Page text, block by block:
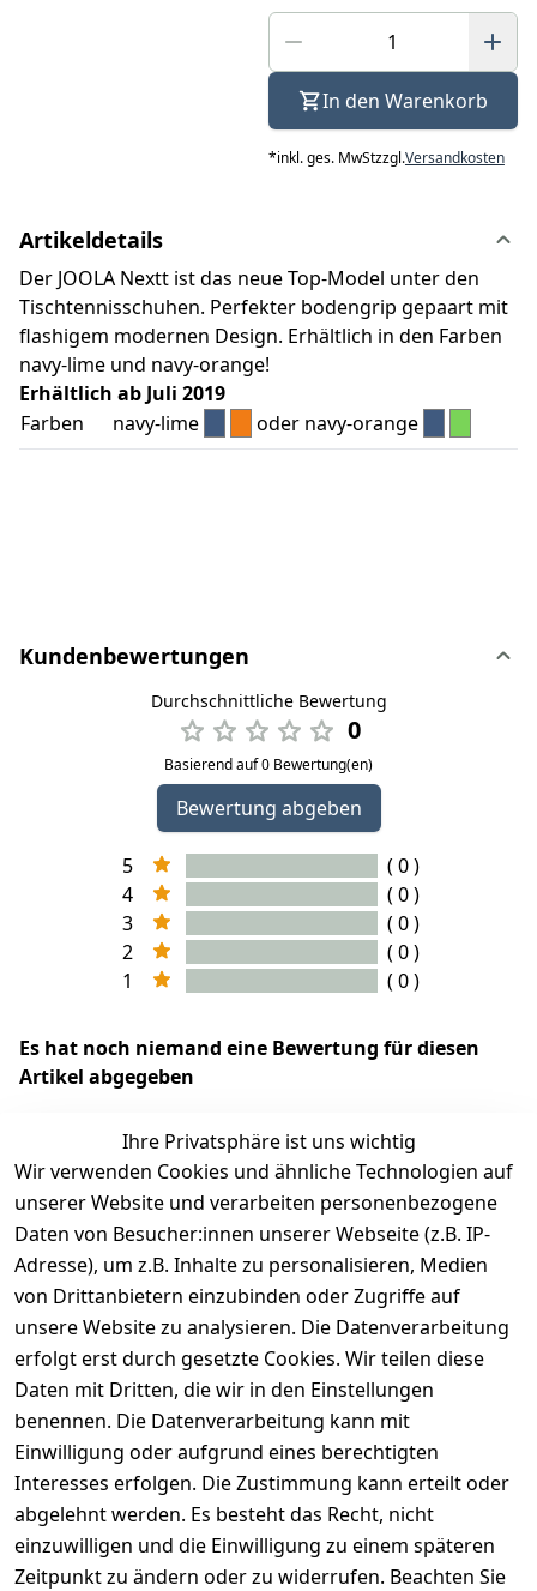
In den Warenkorb
*inkl. ges. MwStzzgl.Versandkosten
Artikeldetails
Der JOOLA Nextt ist das neue Top-Model unter den
Tischtennisschuhen. Perfekter bodengrip gepaart mit
flashigem modernen Design. Erhältlich in den Farben
navy-lime und navy-orange!
Erhältlich ab Juli 2019
Farben
navy-lime oder navy-orange
Kundenbewertungen
Durchschnittliche Bewertung
0
Basierend auf 0 Bewertung(en)
Bewertung abgeben
5
( 0 )
4
( 0 )
3
( 0 )
2
( 0 )
1
( 0 )
Es hat noch niemand eine Bewertung für diesen
Artikel abgegeben
EU-Verantwortliche Person - klicken Sie für Details
Ihre Privatsphäre ist uns wichtig
Wir verwenden Cookies und ähnliche Technologien auf
unserer Website und verarbeiten personenbezogene
Daten von Besucher:innen unserer Webseite (z.B. IP-
Adresse), um z.B. Inhalte zu personalisieren, Medien
von Drittanbietern einzubinden oder Zugriffe auf
unsere Website zu analysieren. Die Datenverarbeitung
erfolgt erst durch gesetzte Cookies. Wir teilen diese
Daten mit Dritten, die wir in den Einstellungen
benennen. Die Datenverarbeitung kann mit
Einwilligung oder aufgrund eines berechtigten
Interesses erfolgen. Die Zustimmung kann erteilt oder
abgelehnt werden. Es besteht das Recht, nicht
einzuwilligen und die Einwilligung zu einem späteren
Zeitpunkt zu ändern oder zu widerrufen. Beachten Sie
Rechtliches
AGB
Impressum
Services
Kontakt
Registrieren
Zahlungsm
öglichkeite
n
Versanddie
nstleister